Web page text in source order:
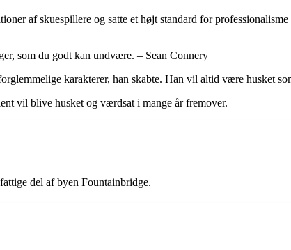
af skuespillere og satte et højt standard for
som du godt kan undvære. – Sean Connery
karakterer, han skabte. Han vil altid være husket
vil blive husket og værdsat i mange år fremover.
del af byen Fountainbridge.